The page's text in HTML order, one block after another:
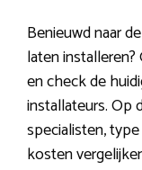
Benieuwd naar
laten
en check de
installateurs. Op
specialisten,
kosten